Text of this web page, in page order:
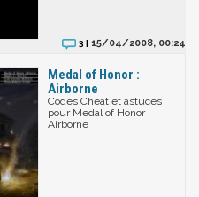
3 | 15/04/2008, 00:24
Medal of Honor :
Airborne
Codes Cheat et astuces
pour Medal of Honor :
Airborne